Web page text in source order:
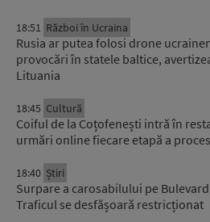
18:51 Război în Ucraina
Rusia ar putea folosi drone
provocări în statele baltice,
Lituania
18:45 Cultură
Coiful de la Coțofenești intră în
urmări online fiecare etapă a
18:40 Știri
Surpare a carosabilului pe
Traficul se desfășoară restricționat